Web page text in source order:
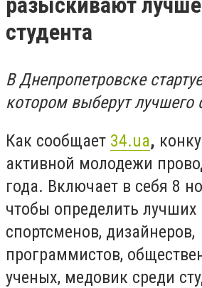
студента
В Днепропетровске
котором выберут лучшего
Как сообщает 34.ua,
активной молодежи
года. Включает в себя 8
чтобы определить лучших
спортсменов, дизайнеров,
программистов,
ученых, медовик среди